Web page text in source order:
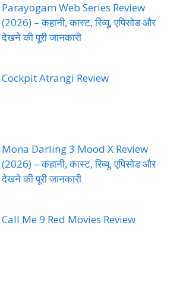
Parayogam Web Series Review
(2026) – कहानी, कास्ट, रिव्यू, एपिसोड और
देखने की पूरी जानकारी
Cockpit Atrangi Review
Mona Darling 3 Mood X Review
(2026) – कहानी, कास्ट, रिव्यू, एपिसोड और
देखने की पूरी जानकारी
Call Me 9 Red Movies Review